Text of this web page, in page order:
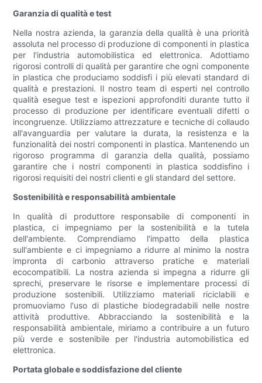
Garanzia di qualità e test
Nella nostra azienda, la garanzia della qualità è una priorità
assoluta nel processo di produzione di componenti in plastica
per l'industria automobilistica ed elettronica. Adottiamo
rigorosi controlli di qualità per garantire che ogni componente
in plastica che produciamo soddisfi i più elevati standard di
qualità e prestazioni. Il nostro team di esperti nel controllo
qualità esegue test e ispezioni approfonditi durante tutto il
processo di produzione per identificare eventuali difetti o
incongruenze. Utilizziamo attrezzature e tecniche di collaudo
all'avanguardia per valutare la durata, la resistenza e la
funzionalità dei nostri componenti in plastica. Mantenendo un
rigoroso programma di garanzia della qualità, possiamo
garantire che i nostri componenti in plastica soddisfino i
rigorosi requisiti dei nostri clienti e gli standard del settore.
Sostenibilità e responsabilità ambientale
In qualità di produttore responsabile di componenti in
plastica, ci impegniamo per la sostenibilità e la tutela
dell'ambiente. Comprendiamo l'impatto della plastica
sull'ambiente e ci impegniamo a ridurre al minimo la nostra
impronta di carbonio attraverso pratiche e materiali
ecocompatibili. La nostra azienda si impegna a ridurre gli
sprechi, preservare le risorse e implementare processi di
produzione sostenibili. Utilizziamo materiali riciclabili e
promuoviamo l'uso di plastiche biodegradabili nelle nostre
attività produttive. Abbracciando la sostenibilità e la
responsabilità ambientale, miriamo a contribuire a un futuro
più verde e sostenibile per l'industria automobilistica ed
elettronica.
Portata globale e soddisfazione del cliente